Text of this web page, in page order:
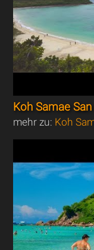
Koh Samae San
mehr zu: Koh